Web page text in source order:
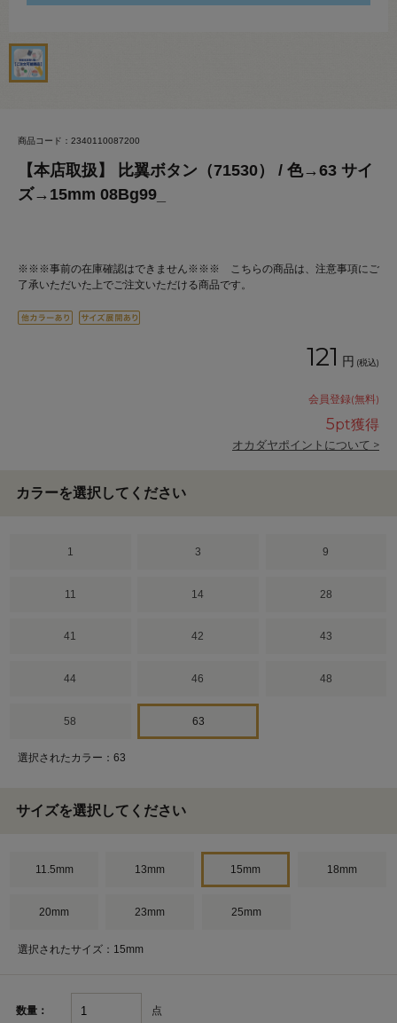
商品コード：2340110087200
【本店取扱】 比翼ボタン（71530） / 色→63 サイ
ズ→15mm 08Bg99_
※※※事前の在庫確認はできません※※※ こちらの商品は、注意事項にご
了承いただいた上でご注文いただける商品です。
121 円 (税込)
会員登録(無料)
5pt獲得
オカダヤポイントについて >
カラーを選択してください
1 3 9
11 14 28
41 42 43
44 46 48
58 63
選択されたカラー：63
サイズを選択してください
11.5mm 13mm 15mm 18mm
20mm 23mm 25mm
選択されたサイズ：15mm
数量： 点